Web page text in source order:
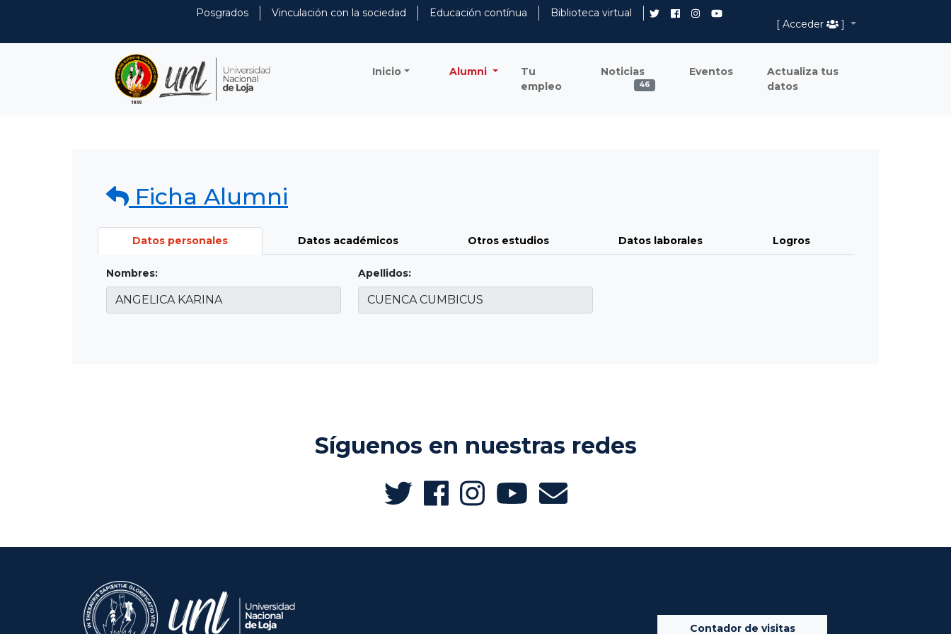
Posgrados Vinculación con la sociedad Educación contínua
Biblioteca virtual
[ Acceder
]
Inicio Alumni
Tu
empleo
Noticias
46
Eventos
Actualiza tus
datos
Ficha Alumni
Datos personales Datos académicos Otros estudios Datos laborales Logros
Nombres: Apellidos:
Síguenos en nuestras redes
Contador de visitas